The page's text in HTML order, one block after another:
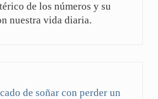
de los números y su
nuestra vida diaria.
de soñar con perder un